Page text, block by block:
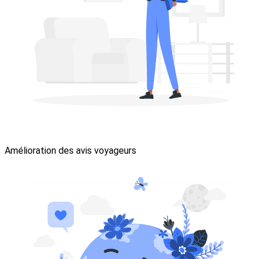
Amélioration des avis voyageurs